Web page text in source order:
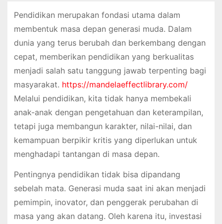
Pendidikan merupakan fondasi utama dalam
membentuk masa depan generasi muda. Dalam
dunia yang terus berubah dan berkembang dengan
cepat, memberikan pendidikan yang berkualitas
menjadi salah satu tanggung jawab terpenting bagi
masyarakat. https://mandelaeffectlibrary.com/
Melalui pendidikan, kita tidak hanya membekali
anak-anak dengan pengetahuan dan keterampilan,
tetapi juga membangun karakter, nilai-nilai, dan
kemampuan berpikir kritis yang diperlukan untuk
menghadapi tantangan di masa depan.
Pentingnya pendidikan tidak bisa dipandang
sebelah mata. Generasi muda saat ini akan menjadi
pemimpin, inovator, dan penggerak perubahan di
masa yang akan datang. Oleh karena itu, investasi